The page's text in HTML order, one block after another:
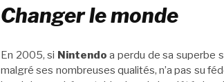
Changer le monde
En 2005, si Nintendoa perdu de sa superbe
malgré ses nombreuses qualités, n’a pas su